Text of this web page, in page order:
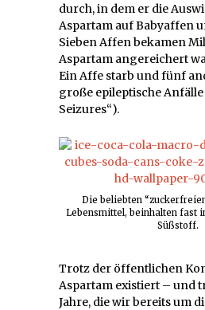
durch, in dem er die
Aspartam auf Babyaffen
Sieben Affen bekamen
Aspartam angereichert
Ein Affe starb und fünf
große epileptische
Seizures“).
Die beliebten
Lebensmittel, beinhalten fast
Süßstoff.
Trotz der öffentlichen
Aspartam existiert – und
Jahre, die wir bereits um